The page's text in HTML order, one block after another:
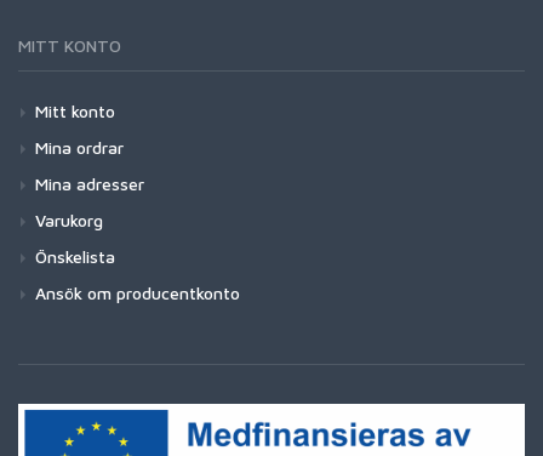
MITT KONTO
Mitt konto
Mina ordrar
Mina adresser
Varukorg
Önskelista
Ansök om producentkonto